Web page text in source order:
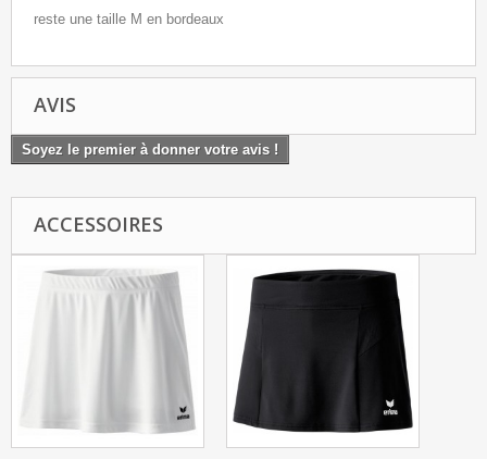
reste une taille M en bordeaux
AVIS
Soyez le premier à donner votre avis !
ACCESSOIRES